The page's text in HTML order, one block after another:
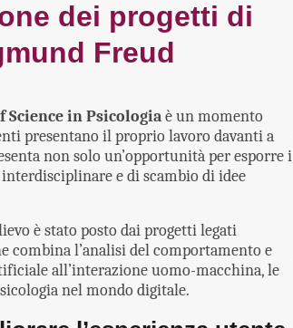
dei progetti di
Freud
in Psicologiaè un momento
presentano il proprio lavoro davanti a
non solo un’opportunità per esporre i
e di scambio di idee
è stato posto dai progetti legati
combina l’analisi del comportamento e
all’interazione uomo-macchina, le
nel mondo digitale.